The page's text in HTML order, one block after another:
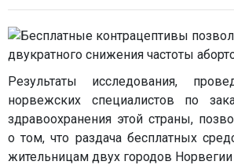
Результаты исследования,
норвежских специалистов по
здравоохранения этой страны,
о том, что раздача бесплатных
жительницам двух городов